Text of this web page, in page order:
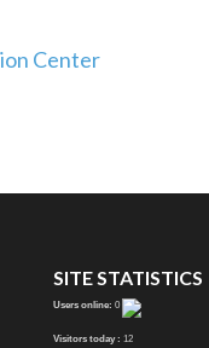
Center
SITE STATISTICS
Users online: 0
Visitors today : 12